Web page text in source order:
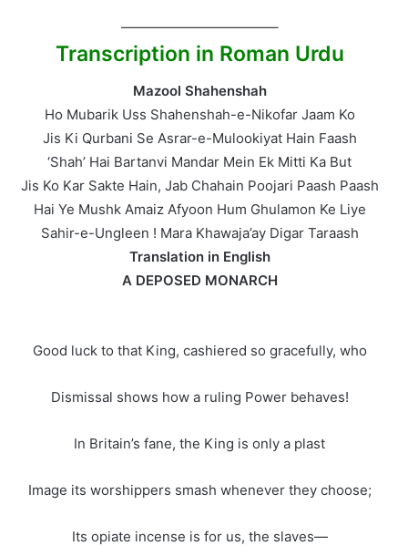
———————————–
Transcription in Roman Urdu
Mazool Shahenshah
Ho Mubarik Uss Shahenshah-e-Nikofar Jaam Ko
Jis Ki Qurbani Se Asrar-e-Mulookiyat Hain Faash
‘Shah’ Hai Bartanvi Mandar Mein Ek Mitti Ka But
Jis Ko Kar Sakte Hain, Jab Chahain Poojari Paash Paash
Hai Ye Mushk Amaiz Afyoon Hum Ghulamon Ke Liye
Sahir-e-Ungleen ! Mara Khawaja’ay Digar Taraash
Translation in English
A DEPOSED MONARCH
Good luck to that King, cashiered so gracefully, who
Dismissal shows how a ruling Power behaves!
In Britain’s fane, the King is only a plast
Image its worshippers smash whenever they choose;
Its opiate incense is for us, the slaves—